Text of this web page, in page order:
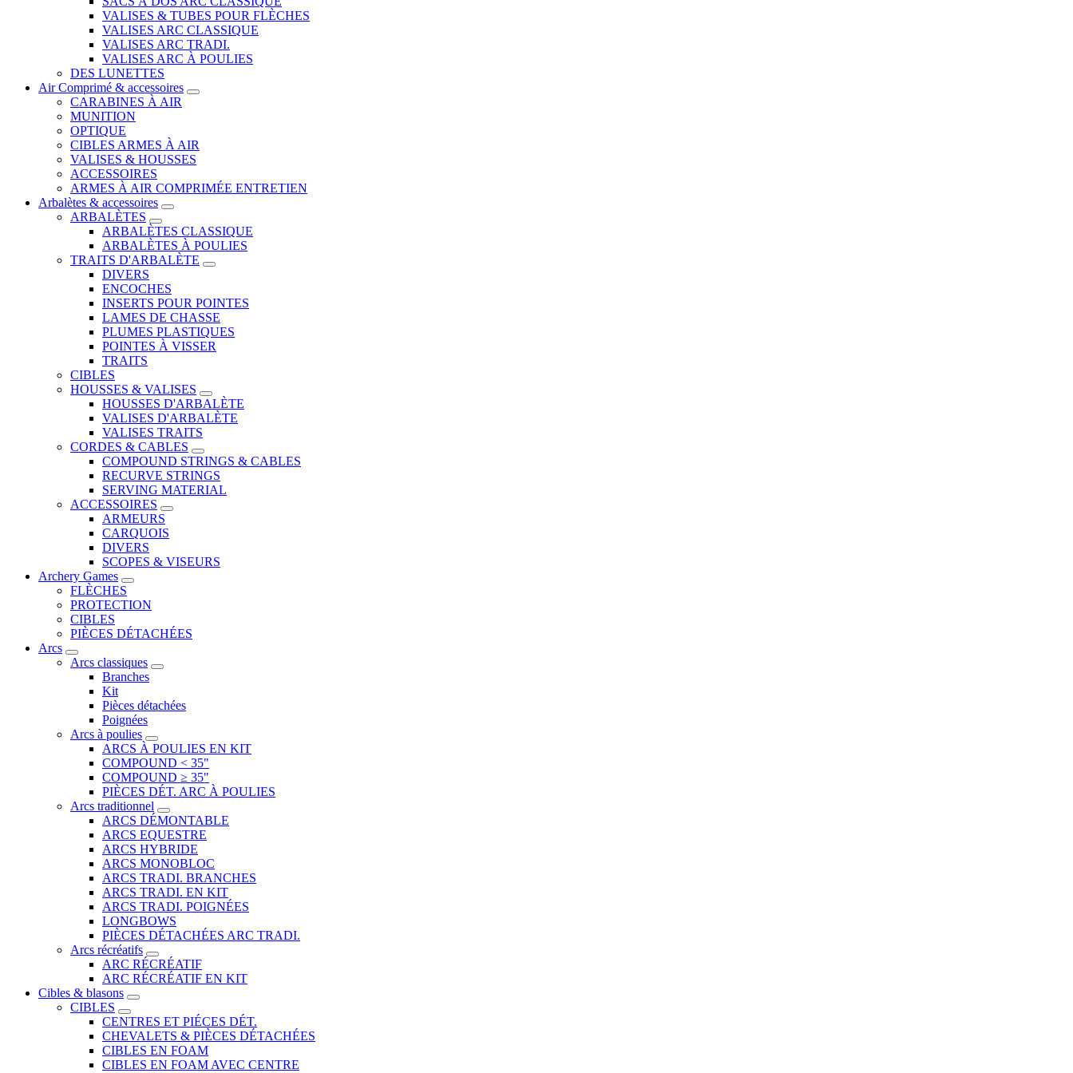
VALISES & TUBES POUR FLÈCHES
VALISES ARC CLASSIQUE
VALISES ARC TRADI.
VALISES ARC À POULIES
DES LUNETTES
Air Comprimé & accessoires
CARABINES À AIR
MUNITION
OPTIQUE
CIBLES ARMES À AIR
VALISES & HOUSSES
ACCESSOIRES
ARMES À AIR COMPRIMÉE ENTRETIEN
Arbalètes & accessoires
ARBALÈTES
ARBALÈTES CLASSIQUE
ARBALÈTES À POULIES
TRAITS D'ARBALÈTE
DIVERS
ENCOCHES
INSERTS POUR POINTES
LAMES DE CHASSE
PLUMES PLASTIQUES
POINTES À VISSER
TRAITS
CIBLES
HOUSSES & VALISES
HOUSSES D'ARBALÈTE
VALISES D'ARBALÈTE
VALISES TRAITS
CORDES & CABLES
COMPOUND STRINGS & CABLES
RECURVE STRINGS
SERVING MATERIAL
ACCESSOIRES
ARMEURS
CARQUOIS
DIVERS
SCOPES & VISEURS
Archery Games
FLÈCHES
PROTECTION
CIBLES
PIÈCES DÉTACHÉES
Arcs
Arcs classiques
Branches
Kit
Pièces détachées
Poignées
Arcs à poulies
ARCS À POULIES EN KIT
COMPOUND < 35"
COMPOUND ≥ 35"
PIÈCES DÉT. ARC À POULIES
Arcs traditionnel
ARCS DÉMONTABLE
ARCS EQUESTRE
ARCS HYBRIDE
ARCS MONOBLOC
ARCS TRADI. BRANCHES
ARCS TRADI. EN KIT
ARCS TRADI. POIGNÉES
LONGBOWS
PIÈCES DÉTACHÉES ARC TRADI.
Arcs récréatifs
ARC RÉCRÉATIF
ARC RÉCRÉATIF EN KIT
Cibles & blasons
CIBLES
CENTRES ET PIÉCES DÉT.
CHEVALETS & PIÈCES DÉTACHÉES
CIBLES EN FOAM
CIBLES EN FOAM AVEC CENTRE